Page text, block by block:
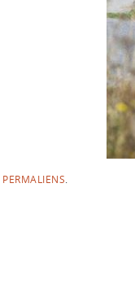
PERMALIENS